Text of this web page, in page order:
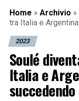
Home » Archivio »
tra Italia e
2023
Soulé
Italia e
succedendo